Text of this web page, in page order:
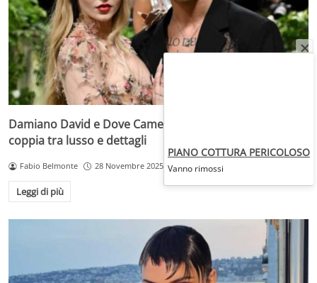
Damiano David e Dove Cameron: il loft segreto della
coppia tra lusso e dettagli
Fabio Belmonte 28 Novembre 2025
Leggi di più
PIANO COTTURA PERICOLOSO
Vanno rimossi